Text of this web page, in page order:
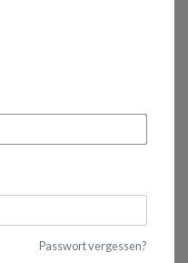
Passwort vergessen?